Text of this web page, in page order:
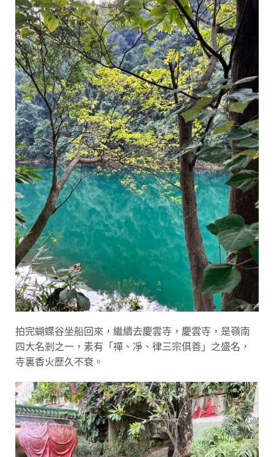
拍完蝴蝶谷坐船回來，繼續去慶雲寺，慶雲寺，是嶺南
四大名剎之一，素有「禪、凈、律三宗俱善」之盛名，
寺裏香火歷久不衰。